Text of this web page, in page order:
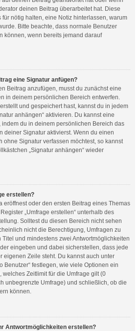
deinen Beitrag überarbeitet hat. Diese
nötig halten, eine Notiz hinterlassen, warum
Bitte beachte, dass normale Benutzer
können, wenn bereits jemand darauf
eine Signatur anfügen?
Beitrag anzufügen, musst du zunächst eine
in deinem persönlichen Bereich entwerfen.
und gespeichert hast, kannst du in jedem
anhängen“ aktivieren. Du kannst eine
du in deinem persönlichen Bereich das
deiner Signatur aktivierst. Wenn du einen
ohne Signatur verfassen möchtest, so kannst
„Signatur anhängen“ wieder
erstellen?
eröffnest oder den ersten Beitrag eines Themas
„Umfrage erstellen“ unterhalb des
Solltest du diesen Bereich nicht sehen
nicht die Berechtigung, Umfragen zu
und mindestens zwei Antwortmöglichkeiten
eingeben und dabei sicherstellen, dass jede
eigenen Zeile steht. Du kannst auch unter
Benutzer“ festlegen, wie viele Optionen ein
welches Zeitlimit für die Umfrage gilt (0
unbegrenzte Umfrage) und schließlich, ob die
können.
Antwortmöglichkeiten erstellen?